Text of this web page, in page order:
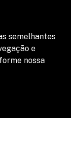
semelhantes
e
nossa